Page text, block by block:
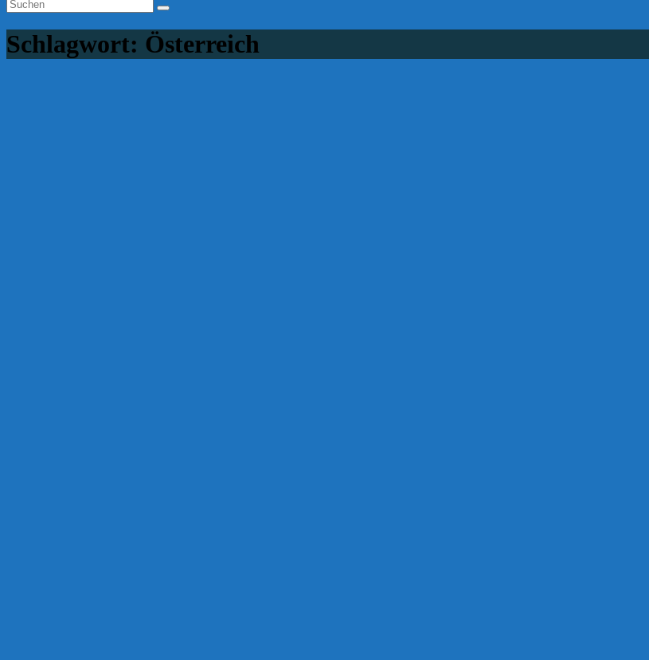
Schlagwort: Österreich